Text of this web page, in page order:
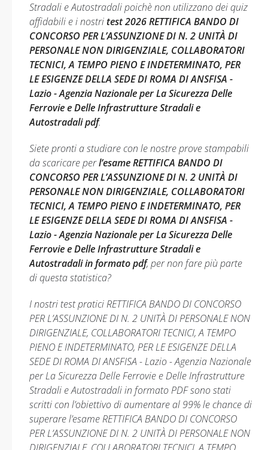
Stradali e Autostradali poichè non utilizzano dei quiz
affidabili e i nostri test 2026 RETTIFICA BANDO DI
CONCORSO PER L’ASSUNZIONE DI N. 2 UNITÀ DI
PERSONALE NON DIRIGENZIALE, COLLABORATORI
TECNICI, A TEMPO PIENO E INDETERMINATO, PER
LE ESIGENZE DELLA SEDE DI ROMA DI ANSFISA -
Lazio - Agenzia Nazionale per La Sicurezza Delle
Ferrovie e Delle Infrastrutture Stradali e
Autostradali pdf.
Siete pronti a studiare con le nostre prove stampabili
da scaricare perl’esame RETTIFICA BANDO DI
CONCORSO PER L’ASSUNZIONE DI N. 2 UNITÀ DI
PERSONALE NON DIRIGENZIALE, COLLABORATORI
TECNICI, A TEMPO PIENO E INDETERMINATO, PER
LE ESIGENZE DELLA SEDE DI ROMA DI ANSFISA -
Lazio - Agenzia Nazionale per La Sicurezza Delle
Ferrovie e Delle Infrastrutture Stradali e
Autostradali in formato pdf, per non fare più parte
di questa statistica?
I nostri test pratici RETTIFICA BANDO DI CONCORSO
PER L’ASSUNZIONE DI N. 2 UNITÀ DI PERSONALE NON
DIRIGENZIALE, COLLABORATORI TECNICI, A TEMPO
PIENO E INDETERMINATO, PER LE ESIGENZE DELLA
SEDE DI ROMA DI ANSFISA - Lazio - Agenzia Nazionale
per La Sicurezza Delle Ferrovie e Delle Infrastrutture
Stradali e Autostradali in formato PDF sono stati
scritti con l’obiettivo di aumentare al 99% le chance di
superare l’esame RETTIFICA BANDO DI CONCORSO
PER L’ASSUNZIONE DI N. 2 UNITÀ DI PERSONALE NON